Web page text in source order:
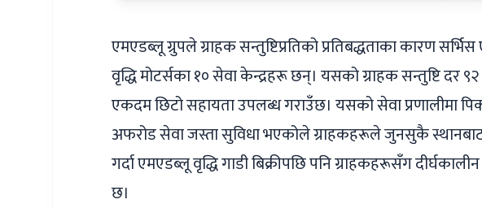
एमएडब्लू ग्रुपले ग्राहक सन्तुष्टिप्रतिको प्रतिबद्धताका कारण
वृद्धि मोटर्सका १० सेवा केन्द्रहरू छन्। यसको ग्राहक सन्तुष्टि
एकदम छिटो सहायता उपलब्ध गराउँछ। यसको सेवा प्रणालीमा
अफरोड सेवा जस्ता सुविधा भएकोले ग्राहकहरूले जुनसुकै
गर्दा एमएडब्लू वृद्धि गाडी बिक्रीपछि पनि ग्राहकहरूसँग
छ।